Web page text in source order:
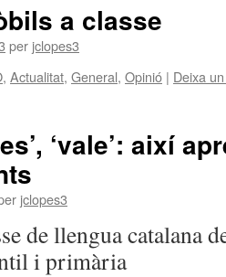
a classe
per jclopes3
, Actualitat, General, Opinió | Deixa
‘vale’: així
jclopes3
de llengua catalana
i primària